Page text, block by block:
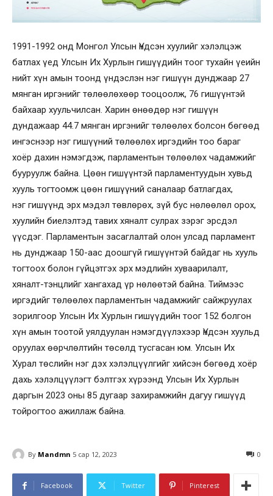
1991-1992 онд Монгол Улсын Үндсэн хуулийг хэлэлцэж
батлах үед Улсын Их Хурлын гишүүдийн тоог тухайн үеийн
нийт хүн амын тоонд үндэслэн нэг гишүүн дунджаар 27
мянган иргэнийг төлөөлөхөөр тооцоолж, 76 гишүүнтэй
байхаар хуульчилсан. Харин өнөөдөр нэг гишүүн
дундажаар 44.7 мянган иргэнийг төлөөлөх болсон бөгөөд
ингэснээр нэг гишүүний төлөөлөх иргэдийн тоо бараг
хоёр дахин нэмэгдэж, парламентын төлөөлөх чадамжийг
бууруулж байна. Цөөн гишүүнтэй парламентуудын хувьд
хууль тогтоомж цөөн гишүүний саналаар батлагдах,
нэг гишүүнд эрх мэдэл төвлөрөх, зүй бус нөлөөлөл орох,
хуулийн биелэлтэд тавих хяналт сулрах зэрэг эрсдэл
үүсдэг. Парламентын засаглалтай олон улсад парламент
нь дунджаар 150-аас доошгүй гишүүнтэй байдаг нь хууль
тогтоох болон гүйцэтгэх эрх мэдлийн хуваарилалт,
хяналт-тэнцлийг хангахад үр нөлөөтэй байна. Тиймээс
иргэдийг төлөөлөх парламентын чадамжийг сайжруулах
зорилгоор Улсын Их Хурлын гишүүдийн тоог 152 болгон
хүн амын тоотой уялдуулан нэмэгдүүлэхээр Үндсэн хуульд
оруулах өөрчлөлтийн төсөлд тусгасан юм. Улсын Их
Хурал төслийн нэг дэх хэлэлцүүлгийг хийсэн бөгөөд хоёр
дахь хэлэлцүүлэгт бэлтгэх хүрээнд Улсын Их Хурлын
даргын 2023 оны 85 дугаар захирамжийн дагуу гишүүд
тойрогтоо ажиллаж байна.
By Mandmn 5 сар 12, 2023 0
Facebook Twitter Pinterest